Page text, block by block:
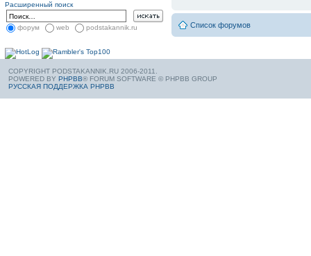
Расширенный поиск
форум web podstakannik.ru Список форумов
COPYRIGHT PODSTAKANNIK.RU 2006-2011.
POWERED BY PHPBB® FORUM SOFTWARE © PHPBB GROUP
РУССКАЯ ПОДДЕРЖКА PHPBB